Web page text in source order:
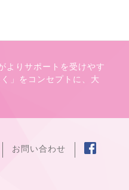
よりサポートを受けやす
」をコンセプトに、大
お問い合わせ